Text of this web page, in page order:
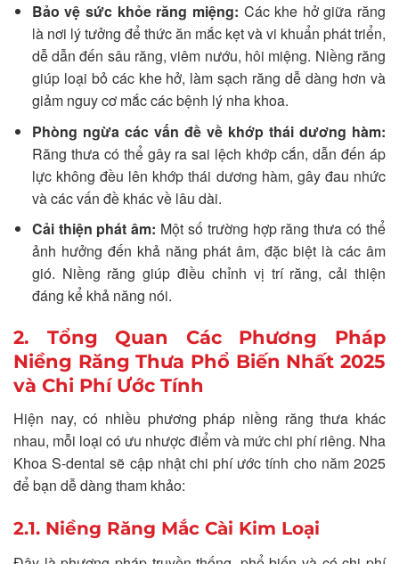
Bảo vệ sức khỏe răng miệng: Các khe hở giữa răng
là nơi lý tưởng để thức ăn mắc kẹt và vi khuẩn phát triển,
dễ dẫn đến sâu răng, viêm nướu, hôi miệng. Niềng răng
giúp loại bỏ các khe hở, làm sạch răng dễ dàng hơn và
giảm nguy cơ mắc các bệnh lý nha khoa.
Phòng ngừa các vấn đề về khớp thái dương hàm:
Răng thưa có thể gây ra sai lệch khớp cắn, dẫn đến áp
lực không đều lên khớp thái dương hàm, gây đau nhức
và các vấn đề khác về lâu dài.
Cải thiện phát âm: Một số trường hợp răng thưa có thể
ảnh hưởng đến khả năng phát âm, đặc biệt là các âm
gió. Niềng răng giúp điều chỉnh vị trí răng, cải thiện
đáng kể khả năng nói.
2. Tổng Quan Các Phương Pháp
Niềng Răng Thưa Phổ Biến Nhất 2025
và Chi Phí Ước Tính
Hiện nay, có nhiều phương pháp niềng răng thưa khác
nhau, mỗi loại có ưu nhược điểm và mức chi phí riêng. Nha
Khoa S-dental sẽ cập nhật chi phí ước tính cho năm 2025
để bạn dễ dàng tham khảo:
2.1. Niềng Răng Mắc Cài Kim Loại